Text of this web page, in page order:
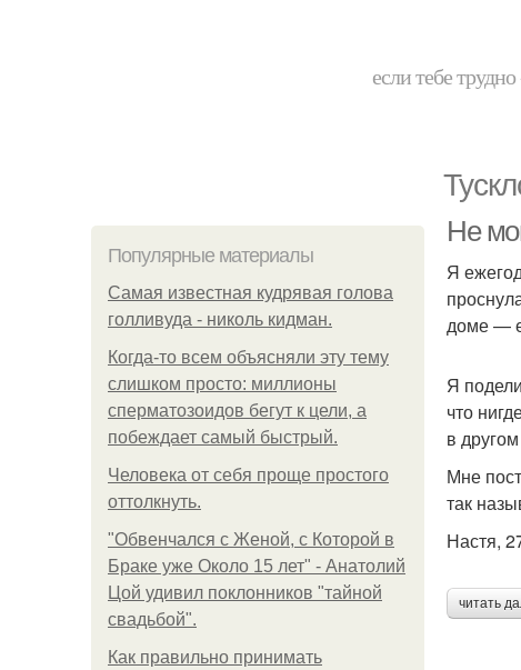
если тебе
Популярные материалы
Самая известная кудрявая голова
голливуда - николь кидман.
Когда-то всем объясняли эту тему
слишком просто: миллионы
сперматозоидов бегут к цели, а
побеждает самый быстрый.
Человека от себя проще простого
оттолкнуть.
"Обвенчался с Женой, с Которой в
Браке уже Около 15 лет" - Анатолий
Цой удивил поклонников "тайной
свадьбой".
Как правильно принимать
Не
Я
доме —
Я
что
в
Мне
так
Настя,
читать